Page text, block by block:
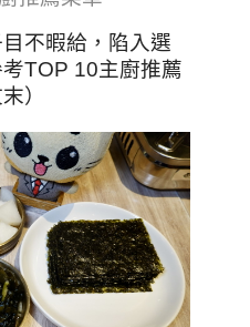
不暇給，陷入選
TOP 10主廚推薦
）